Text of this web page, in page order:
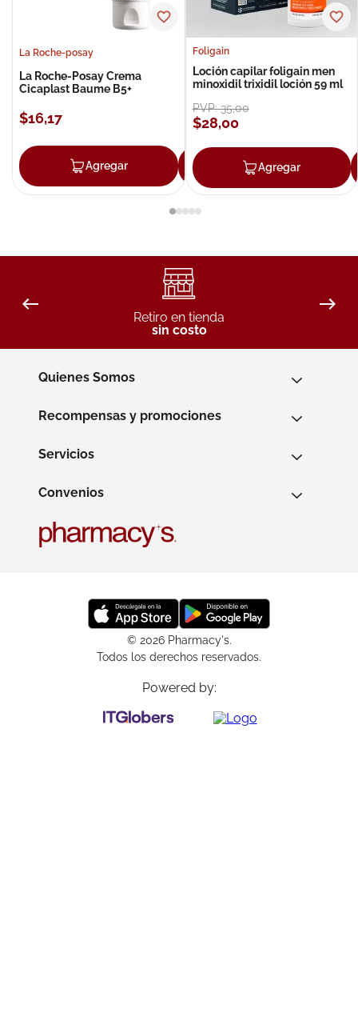
La Roche-posay
La Roche-Posay Crema
Cicaplast Baume B5+
$16,17
Agregar Agregar
Foligain
Loción capilar foligain men
minoxidil trixidil loción 59 ml
PVP:35,00
$28,00
Agregar
Retiro en tienda
sin costo
Quienes Somos
Recompensas y promociones
Servicios
Convenios
© 2026 Pharmacy's.
Todos los derechos reservados.
Powered by: